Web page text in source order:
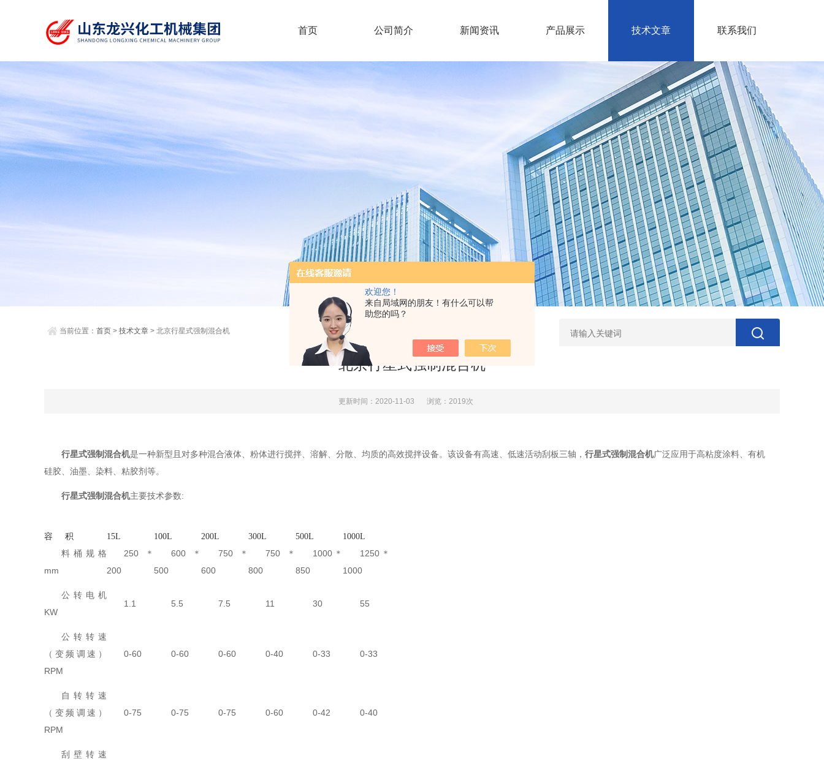
欢迎您！
来自局域网的朋友！有什么可以帮
助您的吗？
首页 公司简介 新闻资讯 产品展示 技术文章 联系我们
当前位置： 首页 > 技术文章 > 北京行星式强制混合机
北京行星式强制混合机
更新时间：2020-11-03 浏览：2019次
行星式强制混合机是一种新型且对多种混合液体、粉体进行搅拌、溶解、分散、均质的高效搅拌设备。该设备有高速、低速活动刮板三轴， 行星式强制混合机广泛应用于高粘度涂料、有机
硅胶、油墨、染料、粘胶剂等。
行星式强制混合机主要技术参数:
容 积 15L 100L 200L 300L 500L 1000L
料桶规格
mm
250＊
200
600＊
500
750＊
600
750＊
800
1000＊
850
1250＊
1000
公转电机
KW
1.1 5.5 7.5 11 30 55
公转转速
（变频调速）
RPM
0-60 0-60 0-60 0-40 0-33 0-33
自转转速
（变频调速）
RPM
0-75 0-75 0-75 0-60 0-42 0-40
刮壁转速